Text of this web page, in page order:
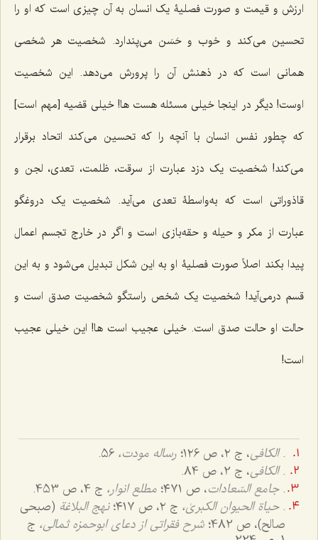
ارزش و قیمت و صورت فصلیۀ یک انسان به آن چیزی است که او را
تحسین می‌کند و خوب و حَسَن می‌پندارد. شخصیت هر شخصی
همانی است که در ذهنش آن را پرورش می‌دهد. این شخصیت
اوست! دیگر در اینجا خیلی مسئله هست ها! خیلی قضیه [مهم است]
که چطور نفس انسان با آنچه را که تحسین می‌کند اتحاد برقرار
می‌کند! شخصیت یک دزد عبارت از سرقت، ظلمت، تعدی، لجن و
قاذوراتی است که به‌واسطۀ تعدی می‌آید. شخصیت یک دروغگو
عبارت از مکر و حیله و حقه‌بازی است و اگر در خارج تجسم اعمال
پیدا بکند اصلاً صورت فصلیۀ او به این شکل تبدیل می‌شود و به این
قسم درمی‌آید! شخصیت یک شخص راستگو شخصیت صدق است و
حالت او حالت صدق است. خیلی عجیب است ها! این خیلی عجیب
است!
.الکافی، ج ۲، ص ۱۲6؛ رساله مودت، 56.
.الکافی، ج 2، ص 84.
.جامع السّعادات، ص ٤٧١؛ مطلع انوار، ج 4، ص 453.
.حیاة الحیوان الکبریٰ، ج ٢، ص ٤١٧؛ نهج البلاغة (صبحی
صالح)، ص 482؛
شرح فقراتی از دعای ابوحمزه ثمالی، ج